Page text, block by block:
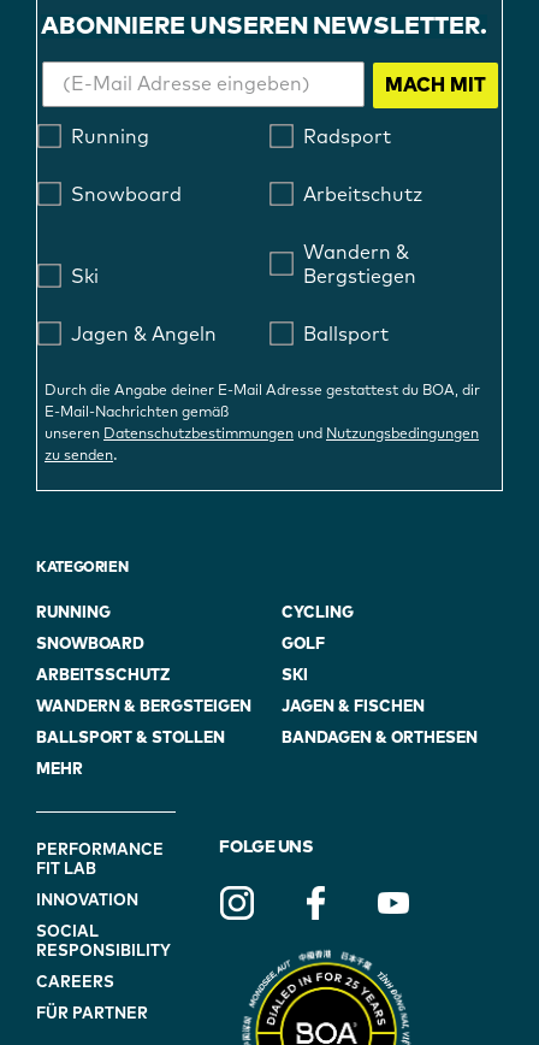
ABONNIERE UNSEREN NEWSLETTER.
MACH MIT
Running Radsport
Snowboard Arbeitschutz
Ski
Wandern &
Bergstiegen
Jagen & Angeln Ballsport
Durch die Angabe deiner E-Mail Adresse gestattest du BOA, dir
E-Mail-Nachrichten gemäß
unseren Datenschutzbestimmungen und Nutzungsbedingungen
zu senden.
KATEGORIEN
RUNNING
CYCLING
SNOWBOARD
GOLF
ARBEITSSCHUTZ
SKI
WANDERN & BERGSTEIGEN
JAGEN & FISCHEN
BALLSPORT & STOLLEN
BANDAGEN & ORTHESEN
MEHR
FOOTER
NAVIGATION
(ON
BLUE)
PERFORMANCE
FIT LAB
INNOVATION
SOCIAL
RESPONSIBILITY
CAREERS
FÜR PARTNER
FOLGE UNS